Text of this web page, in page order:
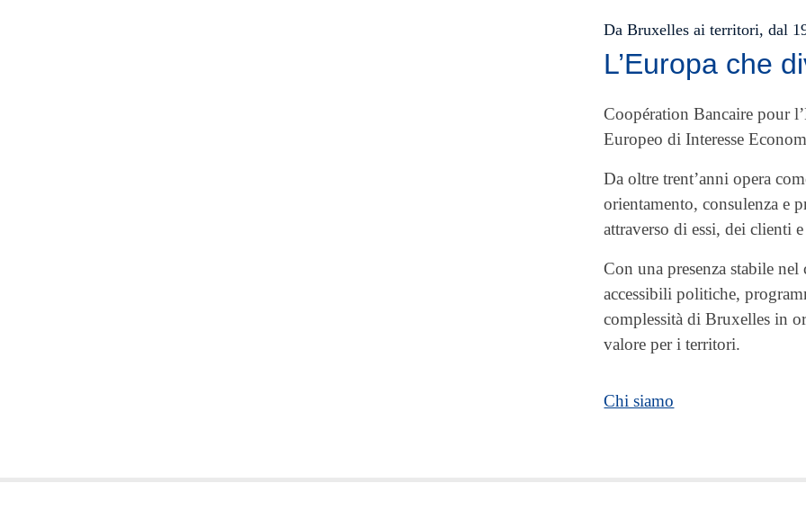
Da Bruxelles ai territori, dal
L’Europa che
Coopération Bancaire pour
Europeo di Interesse
Da oltre trent’anni opera
orientamento, consulenza e
attraverso di essi, dei clienti
Con una presenza stabile
accessibili politiche,
complessità di Bruxelles in
valore per i territori.
Chi siamo